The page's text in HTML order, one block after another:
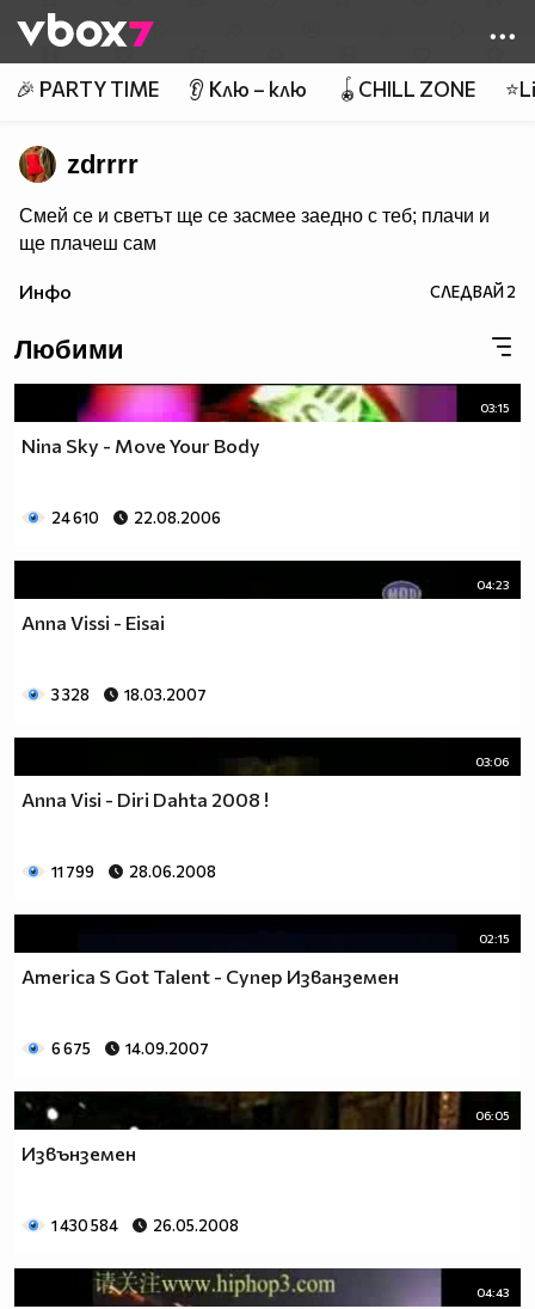
👾
🎉 PARTY TIME 👂 Клю – клю 🪀CHILL ZONE
zdrrrr
Смей се и светът ще се засмее заедно с теб; плачи и
ще плачеш сам
Инфо СЛЕДВАЙ2
Любими
03:15
Nina Sky - Move Your Body
24 610 22.08.2006
04:23
Anna Vissi - Eisai
3 328 18.03.2007
03:06
Anna Visi - Diri Dahta 2008 !
11 799 28.06.2008
02:15
America S Got Talent - Супер Изванземен
6 675 14.09.2007
06:05
Извънземен
1 430 584 26.05.2008
04:43